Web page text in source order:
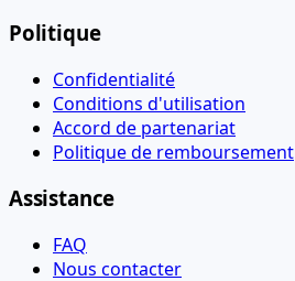
Politique
Confidentialité
Conditions d'utilisation
Accord de partenariat
Politique de remboursement
Assistance
FAQ
Nous contacter